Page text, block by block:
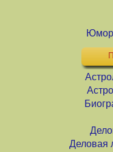
Юмор
Деловая